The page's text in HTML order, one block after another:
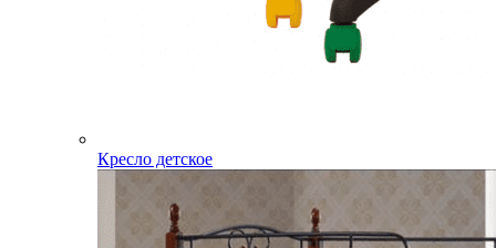
Кресло детское